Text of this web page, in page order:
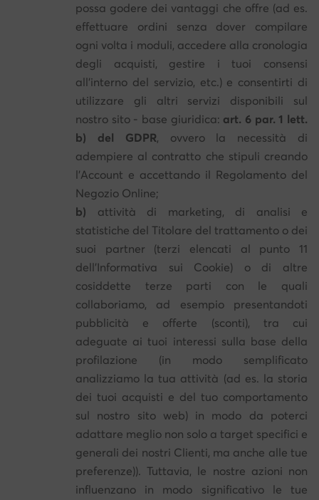
possa godere dei vantaggi che offre (ad es.
effettuare ordini senza dover compilare
ogni volta i moduli, accedere alla cronologia
degli acquisti, gestire i tuoi consensi
all'interno del servizio, etc.) e consentirti di
utilizzare gli altri servizi disponibili sul
nostro sito - base giuridica: art. 6 par. 1 lett.
b) del GDPR, ovvero la necessità di
adempiere al contratto che stipuli creando
l'Account e accettando il Regolamento del
Negozio Online;
b) attività di marketing, di analisi e
statistiche del Titolare del trattamento o dei
suoi partner (terzi elencati al punto 11
dell'Informativa sui Cookie) o di altre
cosiddette terze parti con le quali
collaboriamo, ad esempio presentandoti
pubblicità e offerte (sconti), tra cui
adeguate ai tuoi interessi sulla base della
profilazione (in modo semplificato
analizziamo la tua attività (ad es. la storia
dei tuoi acquisti e del tuo comportamento
sul nostro sito web) in modo da poterci
adattare meglio non solo a target specifici e
generali dei nostri Clienti, ma anche alle tue
preferenze)). Tuttavia, le nostre azioni non
influenzano in modo significativo le tue